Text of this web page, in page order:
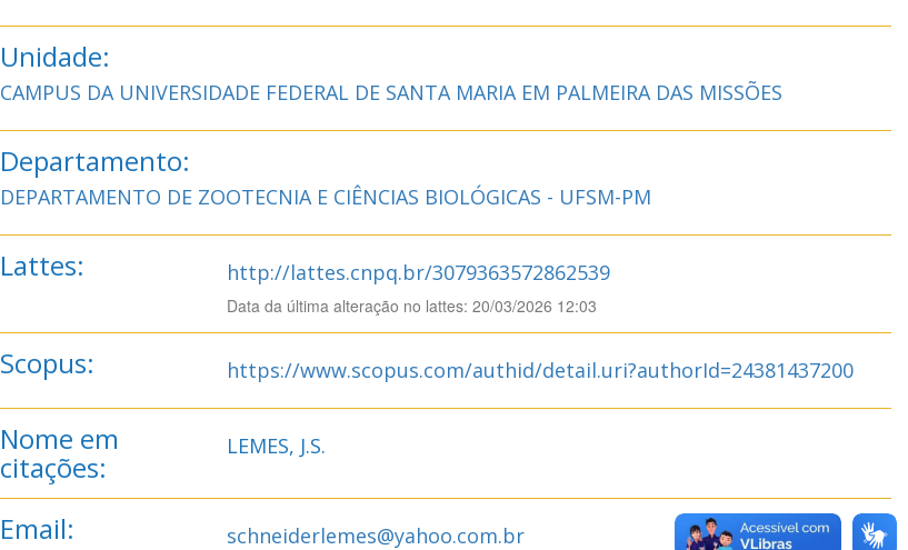
Unidade:
CAMPUS DA UNIVERSIDADE FEDERAL DE SANTA MARIA EM PALMEIRA DAS MISSÕES
Departamento:
DEPARTAMENTO DE ZOOTECNIA E CIÊNCIAS BIOLÓGICAS - UFSM-PM
Lattes: http://lattes.cnpq.br/3079363572862539
Data da última alteração no lattes: 20/03/2026 12:03
Scopus: https://www.scopus.com/authid/detail.uri?authorId=24381437200
Nome em
citações:
LEMES, J.S.
Email: schneiderlemes@yahoo.com.br